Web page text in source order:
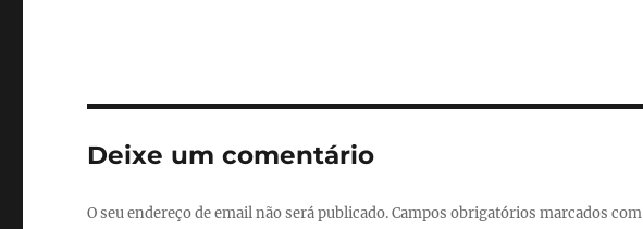
Deixe um comentário
O seu endereço de email não será publicado.Campos obrigatórios marcados com